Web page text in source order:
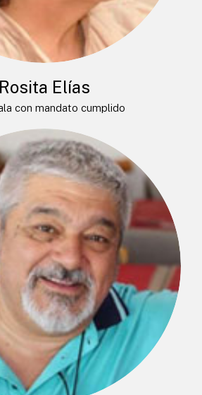
Rosita Elías
con mandato cumplido